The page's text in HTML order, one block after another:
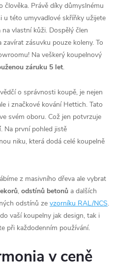
Právě díky důmyslnému
u této umyvadlové skříňky užijete
na vlastní kůži. Dospělý člen
zásuvku pouze koleny. To
Na veškerý koupelnový
záruku 5 let.
o správnosti koupě, je nejen
i značkové kování Hettich. Tato
svém oboru. Což jen potvrzuje
. Na první pohled jistě
niku, která dodá celé koupelně
z masivního dřeva ale vybrat
, odstínů betonů a dalších
odstínů ze vzorníku RAL/NCS.
vaší koupelny jak design, tak i
při každodenním používání.
v ceně